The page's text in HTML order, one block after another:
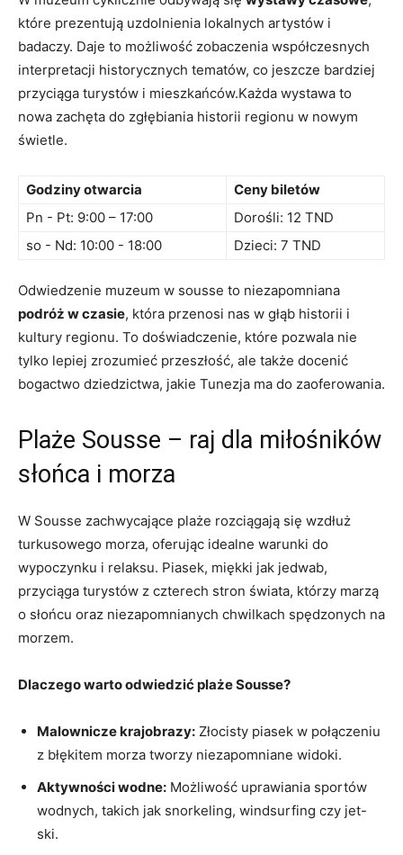
które prezentują uzdolnienia lokalnych artystów ​i
badaczy. Daje to możliwość zobaczenia współczesnych
interpretacji historycznych tematów, co jeszcze bardziej
przyciąga turystów ⁤i mieszkańców.Każda wystawa to
nowa zachęta⁣ do zgłębiania historii regionu w⁣ nowym
świetle.
Godziny otwarcia
Ceny biletów
Pn ⁣- Pt:​ 9:00 – 17:00
Dorośli: 12 TND
so -​ Nd: 10:00⁤ -⁤ 18:00
Dzieci: 7 TND
Odwiedzenie muzeum w sousse to niezapomniana
podróż w czasie,⁢ która przenosi ⁢nas ‍w głąb historii i
kultury regionu. To doświadczenie, które pozwala nie
tylko lepiej⁢ zrozumieć⁤ przeszłość, ale także docenić
bogactwo dziedzictwa, jakie Tunezja ma ⁤do zaoferowania.
Plaże​ Sousse – ⁤raj dla miłośników
słońca‌ i morza
W Sousse zachwycające plaże rozciągają się wzdłuż
turkusowego morza, oferując‍ idealne warunki do
wypoczynku i relaksu. ⁢Piasek, miękki jak jedwab,
przyciąga turystów z czterech stron ​świata, którzy marzą
o słońcu oraz niezapomnianych chwilkach spędzonych na
morzem.
Dlaczego warto odwiedzić plaże Sousse?
Malownicze krajobrazy: Złocisty piasek w​ połączeniu
z błękitem morza tworzy niezapomniane widoki.
Aktywności wodne: Możliwość uprawiania sportów
wodnych, takich⁢ jak snorkeling, windsurfing czy jet-
ski.